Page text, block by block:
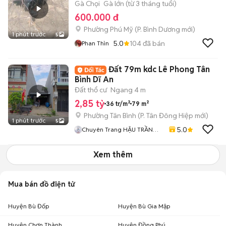
1 phút trước 5
Gà Chọi Gà lớn (từ 3 tháng tuổi)
600.000 đ
Phường Phú Mỹ (P. Bình Dương mới)
Phan Thìn 5.0 104đã bán
1 phút trước 5
Đất 79m kdc Lê Phong Tân
Bình Dĩ An
Đất thổ cư Ngang 4 m
2,85 tỷ 36 tr/m² 79 m²
Phường Tân Bình (P. Tân Đông Hiệp mới)
Chuyên Trang HẬU TRẦN
5.0
Xem thêm
Mua bán đồ điện tử
Huyện Bù Đốp Huyện Bù Gia Mập